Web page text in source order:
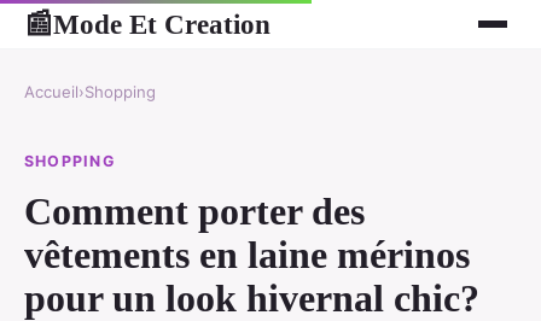
📰Mode Et Creation
Accueil›Shopping
SHOPPING
Comment porter des
vêtements en laine mérinos
pour un look hivernal chic?